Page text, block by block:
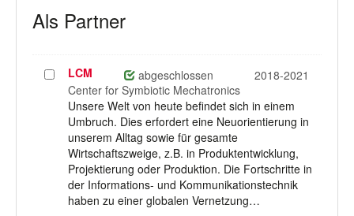
Als Partner
Projekt
auswählen
LCM abgeschlossen
2018-2021
Center for Symbiotic Mechatronics
Unsere Welt von heute befindet sich in einem
Umbruch. Dies erfordert eine Neuorientierung in
unserem Alltag sowie für gesamte
Wirtschaftszweige, z.B. in Produktentwicklung,
Projektierung oder Produktion. Die Fortschritte in
der Informations- und Kommunikationstechnik
haben zu einer globalen Vernetzung…